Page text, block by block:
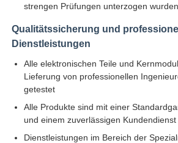
strengen Prüfungen unterzogen wurden
Qualitätssicherung und
Dienstleistungen
Alle elektronischen Teile und
Lieferung von professionellen
getestet
Alle Produkte sind mit einer
und einem zuverlässigen Kundendienst
Dienstleistungen im Bereich der